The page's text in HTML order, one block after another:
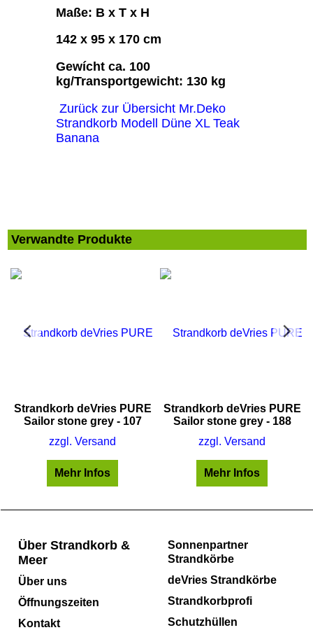
Maße: B x T x H
142 x 95 x 170 cm
Gewícht ca. 100
kg/Transportgewicht: 130 kg
Zurück zur Übersicht Mr.Deko
Strandkorb Modell Düne XL Teak
Banana
Verwandte Produkte
Strandkorb deVries PURE
Sailor stone grey - 107
zzgl. Versand
Mehr Infos
Strandkorb deVries PURE
Sailor stone grey - 188
zzgl. Versand
Mehr Infos
Sonnenpartner
Strandkörbe
deVries Strandkörbe
Strandkorbprofi
Schutzhüllen
Über Strandkorb &
Meer
Über uns
Öffnungszeiten
Kontakt